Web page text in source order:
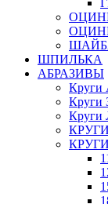
ШПИЛЬКА
АБРАЗИВЫ